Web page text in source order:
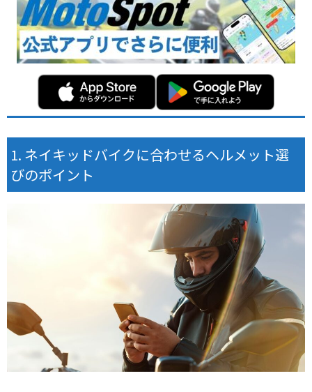
ネイキッドバイクに合わせるヘルメット選
びのポイント